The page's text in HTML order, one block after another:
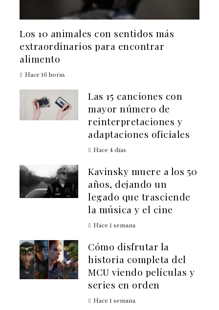
Los 10 animales con sentidos más
extraordinarios para encontrar
alimento
Hace 16 horas
Las 15 canciones con
mayor número de
reinterpretaciones y
adaptaciones oficiales
Hace 4 días
Kavinsky muere a los 50
años, dejando un
legado que trasciende
la música y el cine
Hace 1 semana
Cómo disfrutar la
historia completa del
MCU viendo películas y
series en orden
Hace 1 semana